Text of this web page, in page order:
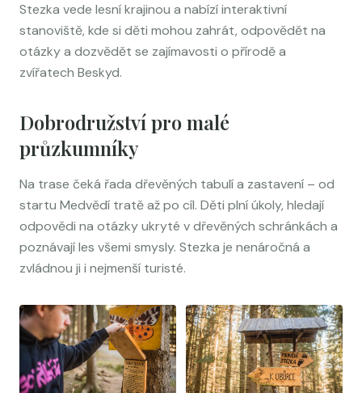
Stezka vede lesní krajinou a nabízí interaktivní
stanoviště, kde si děti mohou zahrát, odpovědět na
otázky a dozvědět se zajímavosti o přírodě a
zvířatech Beskyd.
Dobrodružství pro malé
průzkumníky
Na trase čeká řada dřevěných tabulí a zastavení – od
startu Medvědí tratě až po cíl. Děti plní úkoly, hledají
odpovědi na otázky ukryté v dřevěných schránkách a
poznávají les všemi smysly. Stezka je nenáročná a
zvládnou ji i nejmenší turisté.